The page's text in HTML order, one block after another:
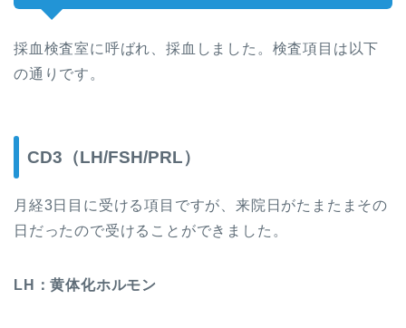
採血検査室に呼ばれ、採血しました。検査項目は以下
の通りです。
CD3（LH/FSH/PRL）
月経3日目に受ける項目ですが、来院日がたまたまその
日だったので受けることができました。
LH：黄体化ホルモン